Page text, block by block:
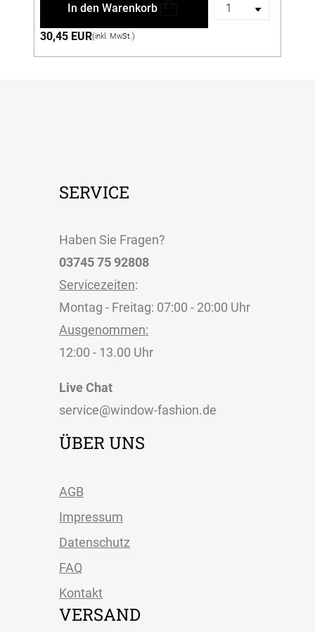
In den Warenkorb
30,45 EUR(inkl. MwSt.)
SERVICE
Haben Sie Fragen?
03745 75 92808
Servicezeiten:
Montag - Freitag: 07:00 - 20:00 Uhr
Ausgenommen:
12:00 - 13.00 Uhr
Live Chat
service@window-fashion.de
ÜBER UNS
AGB
Impressum
Datenschutz
FAQ
Kontakt
VERSAND